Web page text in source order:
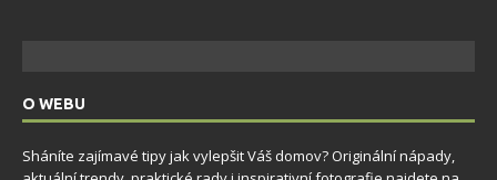
O WEBU
Sháníte zajímavé tipy jak vylepšit Váš domov? Originální nápady,